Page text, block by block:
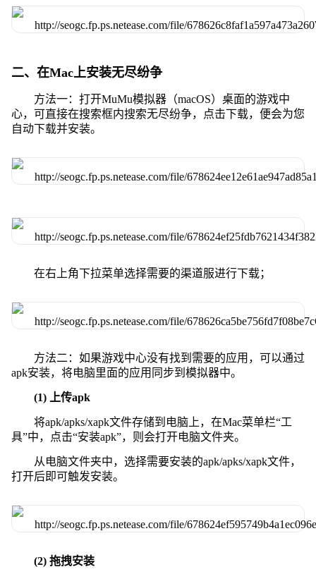
二、在Mac上安装无尽纷争
方法一：打开MuMu模拟器（macOS）桌面的游戏中
心，可直接在搜索框内搜索无尽纷争，点击下载，便会为您
自动下载并安装。
在右上角下拉菜单选择需要的渠道服进行下载；
方法二：如果游戏中心没有找到需要的应用，可以通过
apk安装，将电脑里面的应用同步到模拟器中。
(1) 上传apk
将apk/apks/xapk文件存储到电脑上，在Mac菜单栏“工
具”中，点击“安装apk”，则会打开电脑文件夹。
从电脑文件夹中，选择需要安装的apk/apks/xapk文件，
打开后即可触发安装。
(2) 拖拽安装